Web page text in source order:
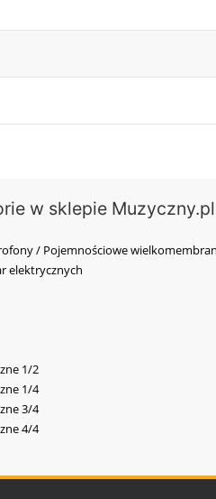
w sklepie Muzyczny.pl
/ Pojemnościowe
elektrycznych
1/2
1/4
3/4
4/4